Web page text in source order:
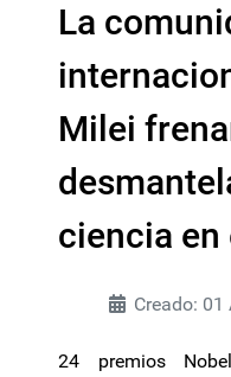
La
Milei
ciencia en
Creado:
24 premios